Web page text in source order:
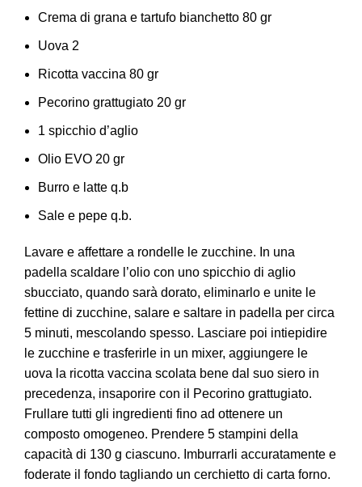
Crema di grana e tartufo bianchetto 80 gr
Uova 2
Ricotta vaccina 80 gr
Pecorino grattugiato 20 gr
1 spicchio d’aglio
Olio EVO 20 gr
Burro e latte q.b
Sale e pepe q.b.
Lavare e affettare a rondelle le zucchine. In una
padella scaldare l’olio con uno spicchio di aglio
sbucciato, quando sarà dorato, eliminarlo e unite le
fettine di zucchine, salare e saltare in padella per circa
5 minuti, mescolando spesso. Lasciare poi intiepidire
le zucchine e trasferirle in un mixer, aggiungere le
uova la ricotta vaccina scolata bene dal suo siero in
precedenza, insaporire con il Pecorino grattugiato.
Frullare tutti gli ingredienti fino ad ottenere un
composto omogeneo. Prendere 5 stampini della
capacità di 130 g ciascuno. Imburrarli accuratamente e
foderate il fondo tagliando un cerchietto di carta forno.